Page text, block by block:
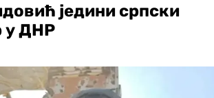
једини српски
у ДНР